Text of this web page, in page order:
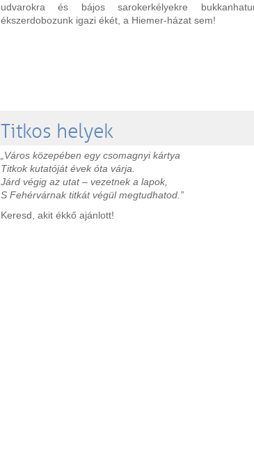
udvarokra és bájos sarokerkélyekre
ékszerdobozunk igazi ékét, a Hiemer-házat sem!
Titkos helyek
„Város közepében egy csomagnyi kártya
Titkok kutatóját évek óta várja.
Járd végig az utat – vezetnek a lapok,
S Fehérvárnak titkát végül megtudhatod.”
Keresd, akit ékkő ajánlott!